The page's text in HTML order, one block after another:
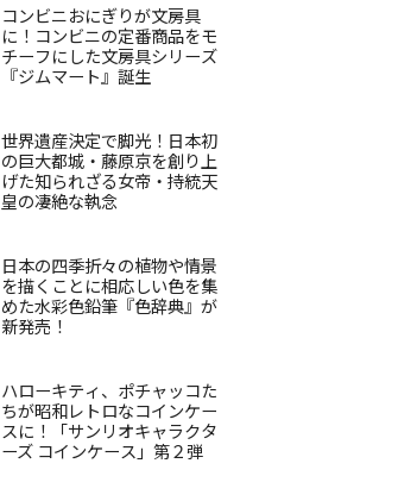
コンビニおにぎりが文房具
に！コンビニの定番商品をモ
チーフにした文房具シリーズ
『ジムマート』誕生
世界遺産決定で脚光！日本初
の巨大都城・藤原京を創り上
げた知られざる女帝・持統天
皇の凄絶な執念
日本の四季折々の植物や情景
を描くことに相応しい色を集
めた水彩色鉛筆『色辞典』が
新発売！
ハローキティ、ポチャッコた
ちが昭和レトロなコインケー
スに！「サンリオキャラクタ
ーズ コインケース」第２弾